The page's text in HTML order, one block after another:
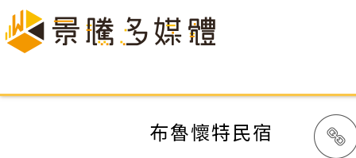
布魯懷特民宿